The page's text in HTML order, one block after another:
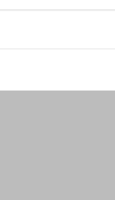
(KASSER/KAR)